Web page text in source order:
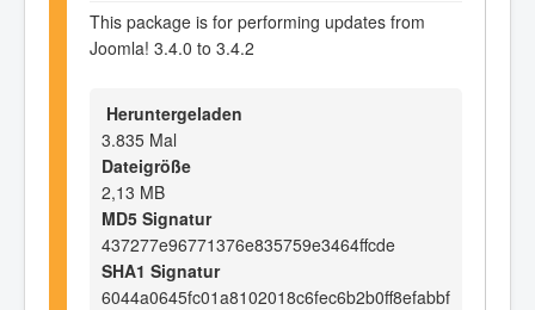
This package is for performing updates from
Joomla! 3.4.0 to 3.4.2
Heruntergeladen
3.835 Mal
Dateigröße
2,13 MB
MD5 Signatur
437277e96771376e835759e3464ffcde
SHA1 Signatur
6044a0645fc01a8102018c6fec6b2b0ff8efabbf